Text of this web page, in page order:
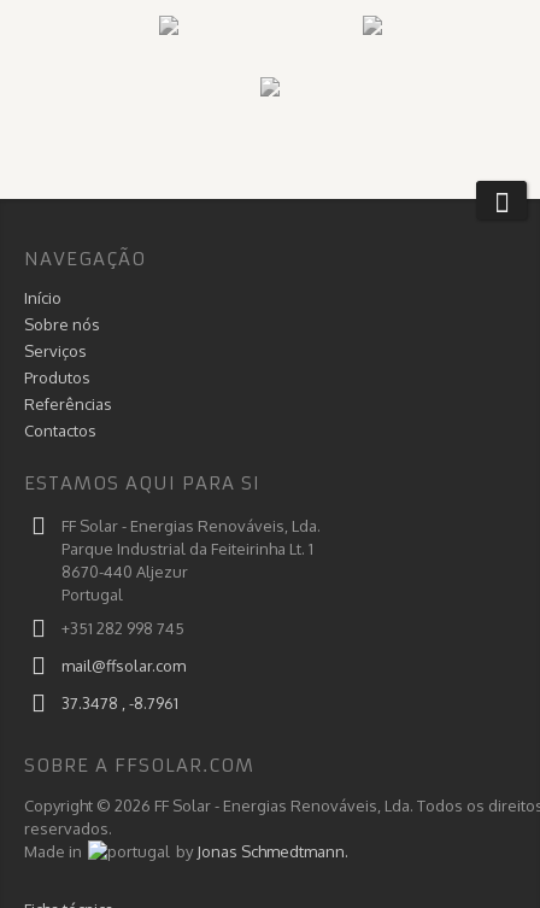
NAVEGAÇÃO
Início
Sobre nós
Serviços
Produtos
Referências
Contactos
ESTAMOS AQUI PARA SI
FF Solar - Energias Renováveis, Lda.
Parque Industrial da Feiteirinha Lt. 1
8670-440 Aljezur
Portugal
+351 282 998 745
mail@ffsolar.com
37.3478 , -8.7961
SOBRE A FFSOLAR.COM
Copyright © 2026 FF Solar - Energias Renováveis, Lda. Todos os
reservados.
Made in
by Jonas Schmedtmann.